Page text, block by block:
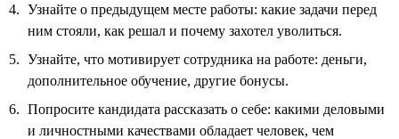
Узнайте о предыдущем месте работы: какие задачи перед
ним стояли, как решал и почему захотел уволиться.
Узнайте, что мотивирует сотрудника на работе: деньги,
дополнительное обучение, другие бонусы.
Попросите кандидата рассказать о себе: какими деловыми
и личностными качествами обладает человек, чем